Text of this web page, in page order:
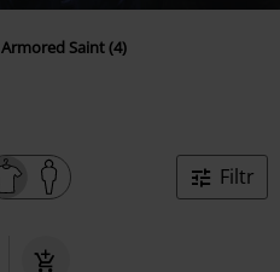
Armored Saint (4)
Filtr